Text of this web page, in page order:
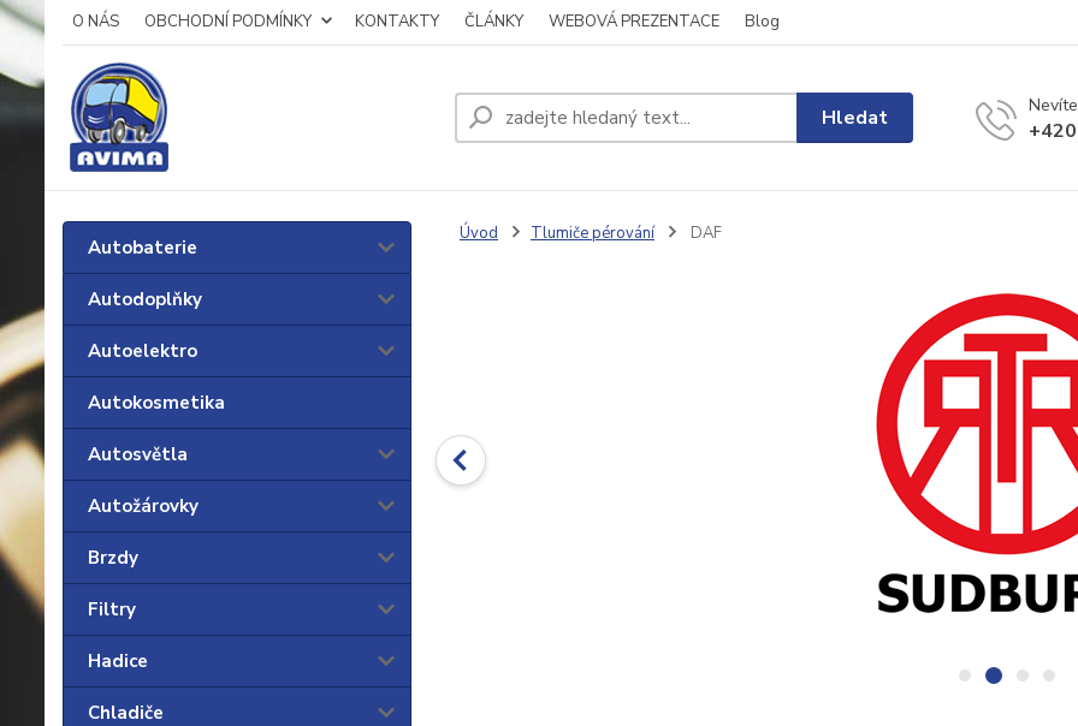
O NÁS OBCHODNÍ PODMÍNKY KONTAKTY ČLÁNKY WEBOVÁ PREZENTACE Blog
Hledat
Autobaterie
Autodoplňky
Autoelektro
Autokosmetika
Autosvětla
Autožárovky
Brzdy
Filtry
Hadice
Chladiče
Úvod Tlumiče pérování DAF